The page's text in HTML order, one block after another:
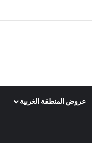
عروض المنطقة الغربية